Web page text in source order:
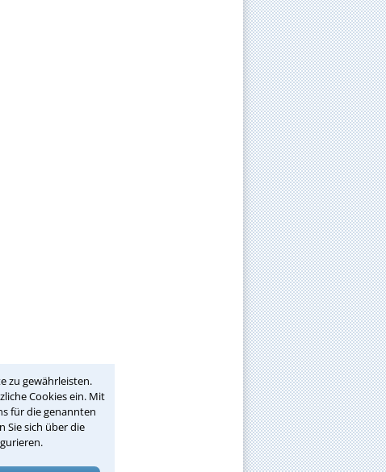
zu gewährleisten.
Cookies ein. Mit
für die genannten
Sie sich über die